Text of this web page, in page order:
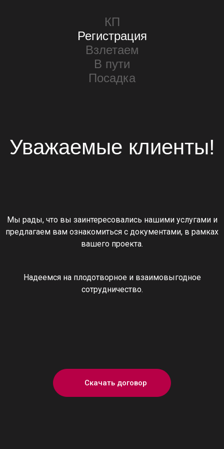
КП
Регистрация
Взлетаем
В пути
Посадка
Уважаемые клиенты!
Мы рады, что вы заинтересовались нашими услугами и
предлагаем вам ознакомиться с документами, в рамках
вашего проекта.
Надеемся на плодотворное и взаимовыгодное
сотрудничество.
Скачать договор